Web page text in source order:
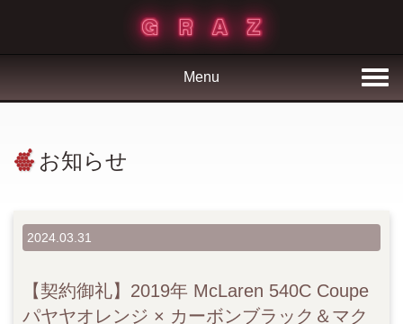
Menu
お知らせ
2024.03.31
【契約御礼】2019年 McLaren 540C Coupe
パヤヤオレンジ × カーボンブラック＆マク